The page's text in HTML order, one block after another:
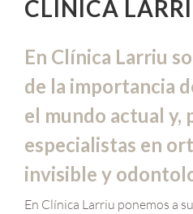
CLÍNICA
En Clínica Larriu
de la importancia
el mundo actual y,
especialistas en
invisible y
En Clínica Larriu ponemos a